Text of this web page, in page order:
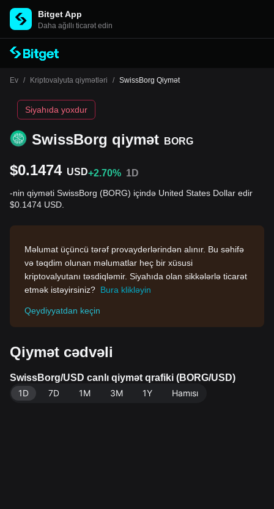
Bitget App
Daha ağıllı ticarət edin
Ev / Kriptovalyuta qiymətləri / SwissBorg Qiymət
SwissBorg qiymət BORG
Siyahıda yoxdur
$0.1474 USD+2.70% 1D
-nin qiyməti SwissBorg (BORG) içində United States Dollar edir
$0.1474 USD.
Məlumat üçüncü tərəf provayderlərindən alınır. Bu səhifə
və təqdim olunan məlumatlar heç bir xüsusi
kriptovalyutanı təsdiqləmir. Siyahıda olan sikkələrlə ticarət
etmək istəyirsiniz? Bura klikləyin
Qeydiyyatdan keçin
Qiymət cədvəli
SwissBorg/USD canlı qiymət qrafiki (BORG/USD)
1D
7D 1M 3M 1Y Hamısı